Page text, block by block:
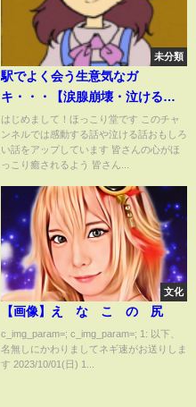
未分類
駅でよく会う生意気なガ
キ・・・【涙腺崩壊・泣ける
話】
はじめまして！ほっこり堂です このチャ
ンネルでは感動する話や泣ける話おもしろ
い話をアップしています 皆さんの心がほ
っこり癒されるよう 皆さん...
文化
【画像】え な こ の 尻
c_img_param=; c_img_param=; 1: 以下、
名無しにかわりましてネギ速がお送りしま
す 2023/10/01(日) 1...